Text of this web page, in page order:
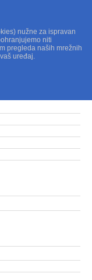
nužne za ispravan
niti
pregleda naših mrežnih
uređaj.